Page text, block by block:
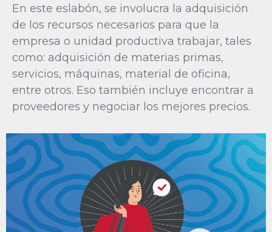
En este eslabón, se involucra la adquisición
de los recursos necesarios para que la
empresa o unidad productiva trabajar, tales
como: adquisición de materias primas,
servicios, máquinas, material de oficina,
entre otros. Eso también incluye encontrar a
proveedores y negociar los mejores precios.